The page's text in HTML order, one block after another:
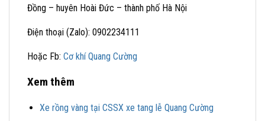
Đồng – huyên Hoài Đức – thành phố Hà Nội
Điện thoại (Zalo): 0902234111
Hoặc Fb: Cơ khí Quang Cường
Xem thêm
Xe rồng vàng tại CSSX xe tang lễ Quang Cường